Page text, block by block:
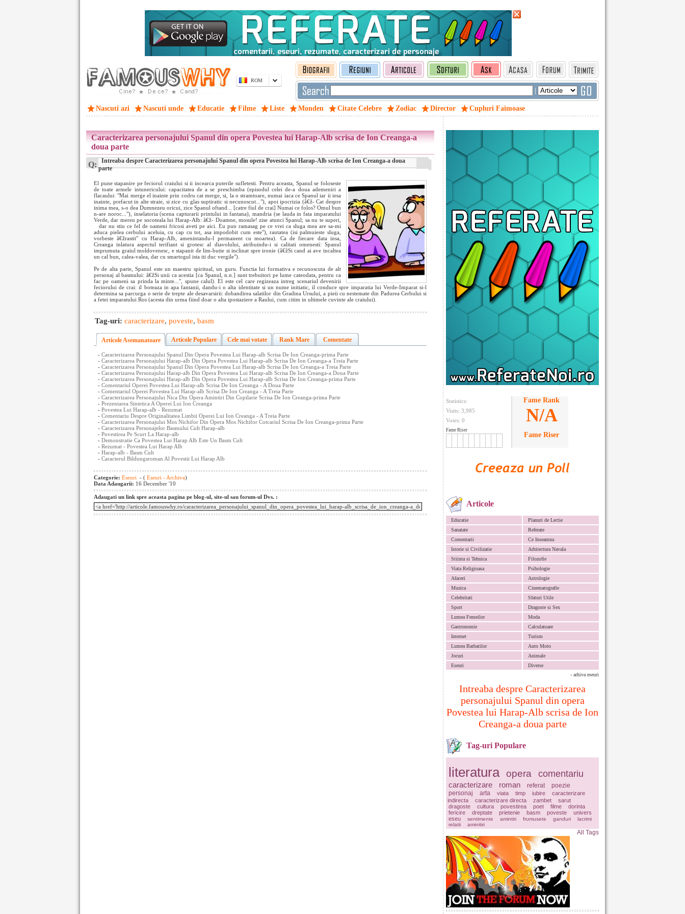
ROM
|
Nascuti azi Nascuti unde Educatie Filme Liste Monden Citate Celebre Zodiac Director Cupluri Faimoase
Statistics:
Visits: 3,985
Votes: 0
Fame Riser
Fame Rank
N/A
Fame Riser
Articole
Educatie
Planuri de Lectie
Sanatate
Referate
Comentarii
Ce Inseamna
Istorie si Civilizatie
Arhitectura Navala
Stiinta si Tehnica
Filozofie
Viata Religioasa
Psihologie
Afaceri
Astrologie
Muzica
Cinematografie
Celebritati
Sfaturi Utile
Sport
Dragoste si Sex
Lumea Femeilor
Moda
Gastronomie
Calculatoare
Internet
Turism
Lumea Barbatilor
Auto Moto
Jocuri
Animale
Eseuri
Diverse
- arhiva eseuri
Intreaba despre Caracterizarea
personajului Spanul din opera
Povestea lui Harap-Alb scrisa de Ion
Creanga-a doua parte
Tag-uri Populare
literatura opera comentariu
caracterizare roman referat
poezie
personaj
arta viata timp iubire
caracterizare
indirecta
caracterizare directa zambet
sarut
dragoste
cultura povestirea poet filme
dorinta
fericire
dreptate prietenie basm poveste
univers
eseu
sentimente amintiri frumusete ganduri
lacrimi
relatii
aminitiri
All Tags
Caracterizarea personajului Spanul din opera Povestea lui Harap-Alb scrisa de Ion Creanga-a
doua parte
Q:
Intreaba despre Caracterizarea personajului Spanul din opera Povestea lui Harap-Alb scrisa de Ion Creanga-a doua
parte
El pune stapanire pe feciorul craiului si ii incearca puterile sufletesti. Pentru aceasta, Spanul se foloseste
de toate armele intunericului: capacitatea de a se preschimba (episodul celei de-a doua ademeniri a
flacaului: "Mai merge el inainte prin codru cat merge, si, la o stramtoare, numai iaca ce Spanul iar ii iesa
inainte, prefacut in alte straie, si zice cu glas suptiratic si necunoscut..."), apoi ipocrizia (â€ž- Cat despre
inima mea, s-o dea Dumnezeu oricui, zice Spanul oftand... [catre fiul de crai] Numai ce folos? Omul bun
n-are noroc..."), inselatoria (scena capturarii printului in fantana), mandria (se lauda in fata imparatului
Verde, dar mereu pe socoteala lui Harap-Alb: â€ž- Doamne, mosule! zise atunci Spanul; sa nu te superi,
dar nu stiu ce fel de oameni fricosi aveti pe aici. Eu pun ramasag pe ce vrei ca sluga mea are sa-mi
aduca pielea cerbului aceluia, cu cap cu tot, asa impodobit cum este"), rautatea (isi palmuieste sluga,
vorbeste â€žrastit" cu Harap-Alb, amenintandu-l permanent cu moartea). Ca de fiecare data insa,
Creanga inlatura aspectul terifiant si grotesc al diavolului, atribuindu-i si calitati omenesti: Spanul
imprumuta graiul moldovenesc, e stapanit de lim-butie si inclinat spre ironie (â€žSi cand ai ave incaltea
un cal bun, calea-valea, dar cu smartogul ista iti duc vergile").
Pe de alta parte, Spanul este un maestru spiritual, un guru. Functia lui formativa e recunoscuta de alt
personaj al basmului: â€žSi unii ca acestia [ca Spanul, n.n.] sunt trebuitori pe lume cateodata, pentru ca
fac pe oameni sa prinda la minte...", spune calul). El este cel care regizeaza intreg scenariul devenirii
feciorului de crai: il boteaza in apa fantanii, dandu-i o alta identitate si un nume initiatic, il conduce spre imparatia lui Verde-Imparat si-l
determina sa parcurga o serie de trepte ale desavarsirii: dobandirea salatilor din Gradina Ursului, a pieii cu nestemate din Padurea Cerbului si
a fetei imparatului Ros (acesta din urma fiind doar o alta ipostaziere a Raului, cum citim in ultimele cuvinte ale craiului).
Tag-uri: caracterizare, poveste, basm
Articole Asemanatoare Articole Populare Cele mai votate Rank Mare Comentate
- Caracterizarea Personajului Spanul Din Opera Povestea Lui Harap-alb Scrisa De Ion Creanga-prima Parte
- Caracterizarea Personajului Harap-alb Din Opera Povestea Lui Harap-alb Scrisa De Ion Creanga-a Treia Parte
- Caracterizarea Personajului Spanul Din Opera Povestea Lui Harap-alb Scrisa De Ion Creanga-a Treia Parte
- Caracterizarea Personajului Harap-alb Din Opera Povestea Lui Harap-alb Scrisa De Ion Creanga-a Doua Parte
- Caracterizarea Personajului Harap-alb Din Opera Povestea Lui Harap-alb Scrisa De Ion Creanga-prima Parte
- Comentariul Operei Povestea Lui Harap-alb Scrisa De Ion Creanga - A Doua Parte
- Comentariul Operei Povestea Lui Harap-alb Scrisa De Ion Creanga - A Treia Parte
- Caracterizarea Personajului Nica Din Opera Amintiri Din Copilarie Scrisa De Ion Creanga-prima Parte
- Prezentarea Sintetica A Operei Lui Ion Creanga
- Povestea Lui Harap-alb - Rezumat
- Comentariu Despre Originalitatea Limbii Operei Lui Ion Creanga - A Treia Parte
- Caracterizarea Personajului Mos Nichifor Din Opera Mos Nichifor Cotcariul Scrisa De Ion Creanga-prima Parte
- Caracterizarea Personajelor Basmului Cult Harap-alb
- Povestirea Pe Scurt La Harap-alb
- Demonstratie Ca Povestea Lui Harap Alb Este Un Basm Cult
- Rezumat - Povestea Lui Harap Alb
- Harap-alb - Basm Cult
- Caracterul Bildungsroman Al Povestii Lui Harap Alb
Categorie: Eseuri - ( Eseuri - Archiva)
Data Adaugarii: 16 December '10
Adaugati un link spre aceasta pagina pe blog-ul, site-ul sau forum-ul Dvs. :